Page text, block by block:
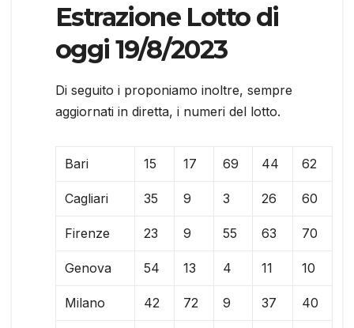
Estrazione Lotto di
oggi 19/8/2023
Di seguito i proponiamo inoltre, sempre
aggiornati in diretta, i numeri del lotto.
Bari 15 17 69 44 62
Cagliari 35 9 3 26 60
Firenze 23 9 55 63 70
Genova 54 13 4 11 10
Milano 42 72 9 37 40